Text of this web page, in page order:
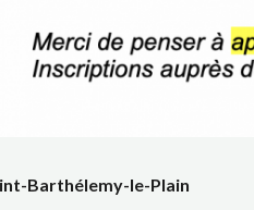
Barthélemy-le-Plain